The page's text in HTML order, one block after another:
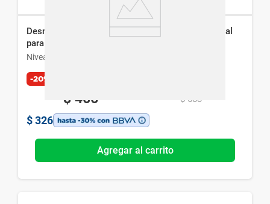
Desmaquillante Bifásico de Ojos Nivea Efecto Dual
para Piel Sensible x 125 ml
Nivea
-20%
$ 466 $ 583
$ 326
Agregar al carrito